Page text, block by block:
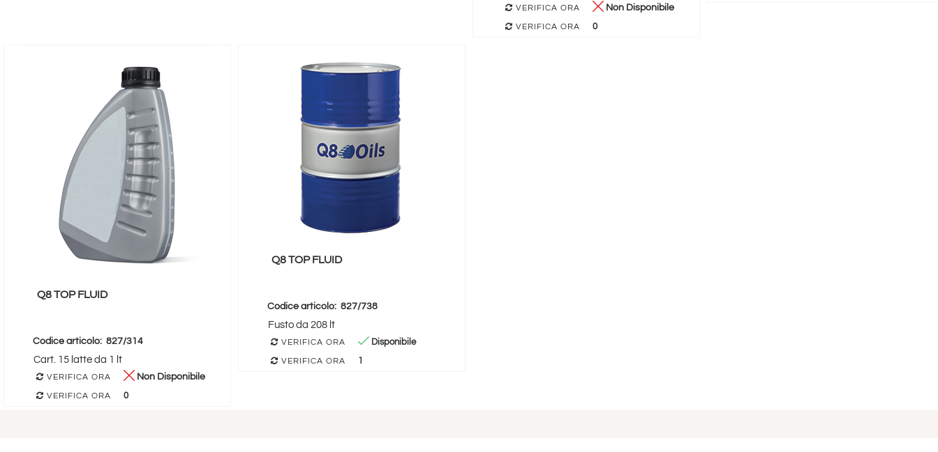
VERIFICA ORA Non Disponibile
VERIFICA ORA 0
Q8 TOP FLUID
Codice articolo: 827/314
Cart. 15 latte da 1 lt
VERIFICA ORA Non Disponibile
VERIFICA ORA 0
Q8 TOP FLUID
Codice articolo: 827/738
Fusto da 208 lt
VERIFICA ORA Disponibile
VERIFICA ORA 1